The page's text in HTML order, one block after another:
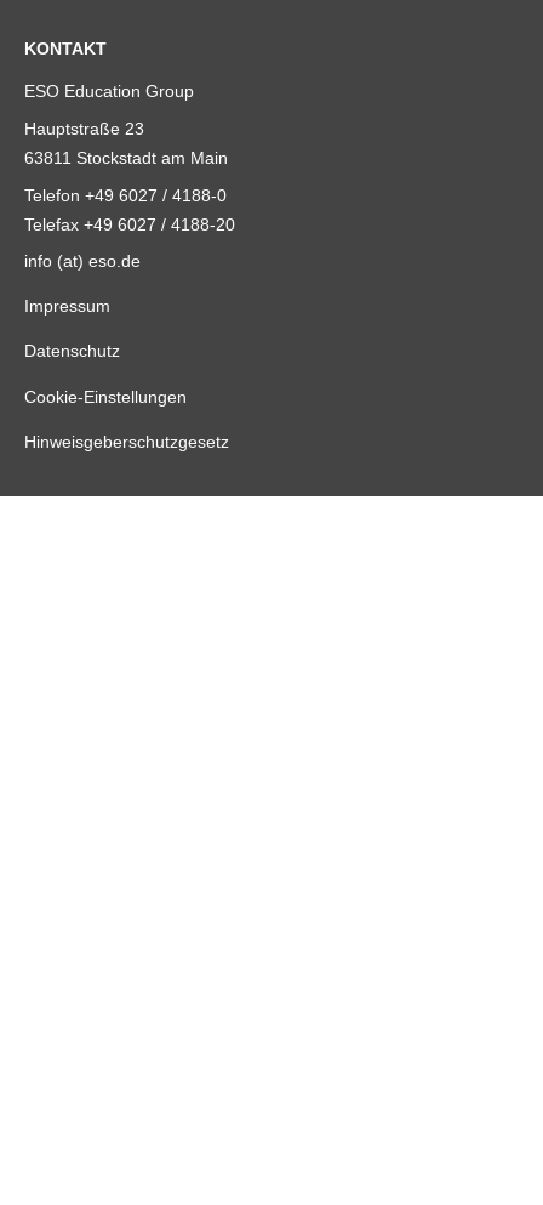
KONTAKT
ESO Education Group
Hauptstraße 23
63811 Stockstadt am Main
Telefon +49 6027 / 4188-0
Telefax +49 6027 / 4188-20
info (at) eso.de
Impressum
Datenschutz
Cookie-Einstellungen
Hinweisgeberschutzgesetz